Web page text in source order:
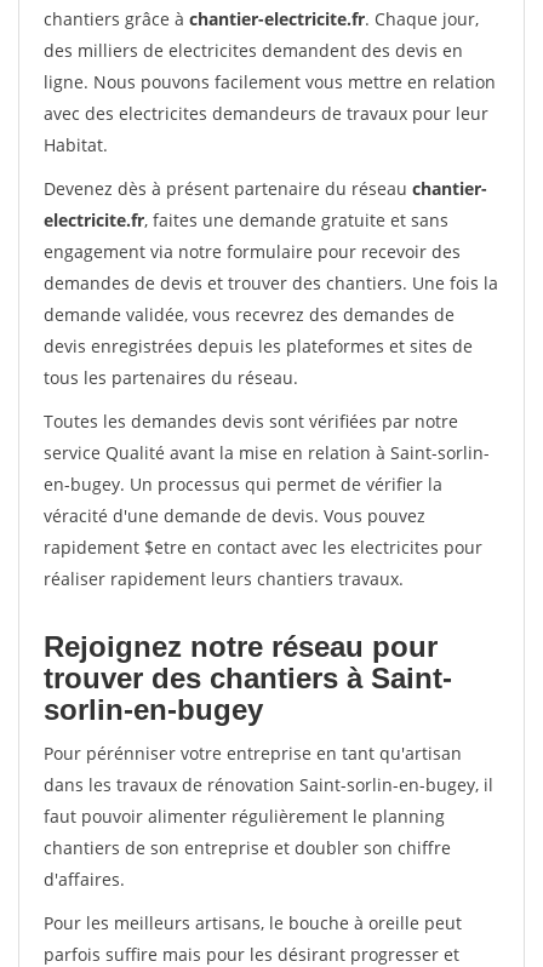
chantiers grâce à chantier-electricite.fr. Chaque jour,
des milliers de electricites demandent des devis en
ligne. Nous pouvons facilement vous mettre en relation
avec des electricites demandeurs de travaux pour leur
Habitat.
Devenez dès à présent partenaire du réseau chantier-
electricite.fr, faites une demande gratuite et sans
engagement via notre formulaire pour recevoir des
demandes de devis et trouver des chantiers. Une fois la
demande validée, vous recevrez des demandes de
devis enregistrées depuis les plateformes et sites de
tous les partenaires du réseau.
Toutes les demandes devis sont vérifiées par notre
service Qualité avant la mise en relation à Saint-sorlin-
en-bugey. Un processus qui permet de vérifier la
véracité d'une demande de devis. Vous pouvez
rapidement $etre en contact avec les electricites pour
réaliser rapidement leurs chantiers travaux.
Rejoignez notre réseau pour
trouver des chantiers à Saint-
sorlin-en-bugey
Pour pérénniser votre entreprise en tant qu'artisan
dans les travaux de rénovation Saint-sorlin-en-bugey, il
faut pouvoir alimenter régulièrement le planning
chantiers de son entreprise et doubler son chiffre
d'affaires.
Pour les meilleurs artisans, le bouche à oreille peut
parfois suffire mais pour les désirant progresser et